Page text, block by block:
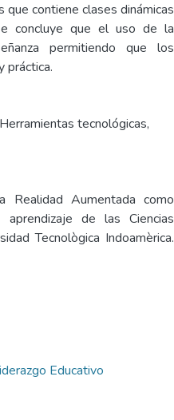
contiene clases dinámicas
concluye que el uso de la
permitiendo que los
práctica.
Herramientas tecnológicas,
Realidad Aumentada como
de las Ciencias
Tecnològica Indoamèrica.
Educativo